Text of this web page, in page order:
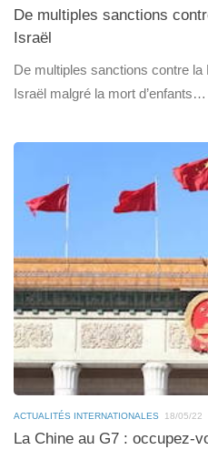
De multiples sanctions
Israël
De multiples sanctions contre
Israël malgré la mort d’enfants…
ACTUALITÉS INTERNATIONALES 18/05/22
La Chine au G7 : occupez-